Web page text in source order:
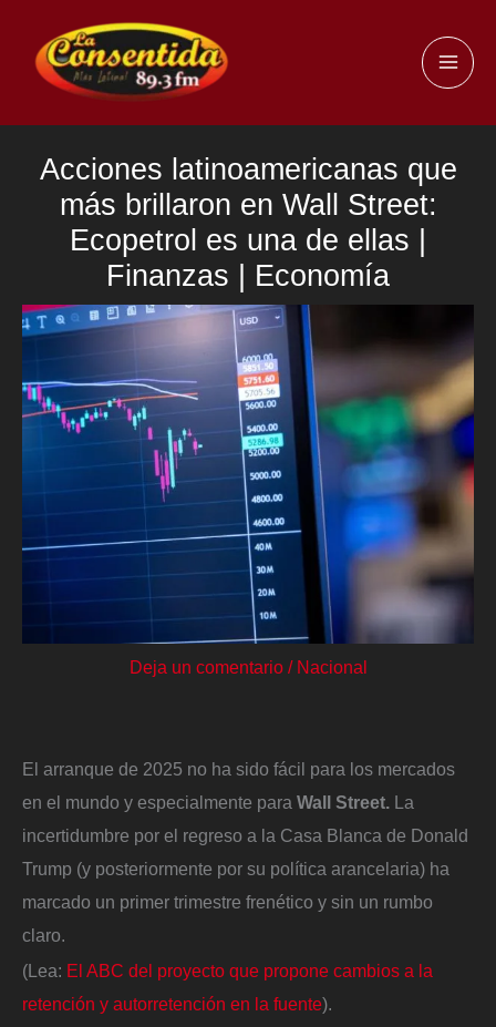
contenido
Acciones latinoamericanas que
más brillaron en Wall Street:
Ecopetrol es una de ellas |
Finanzas | Economía
Deja un comentario / Nacional
El arranque de 2025 no ha sido fácil para los mercados
en el mundo y especialmente para Wall Street. La
incertidumbre por el regreso a la Casa Blanca de Donald
Trump (y posteriormente por su política arancelaria) ha
marcado un primer trimestre frenético y sin un rumbo
claro.
(Lea: El ABC del proyecto que propone cambios a la
retención y autorretención en la fuente).